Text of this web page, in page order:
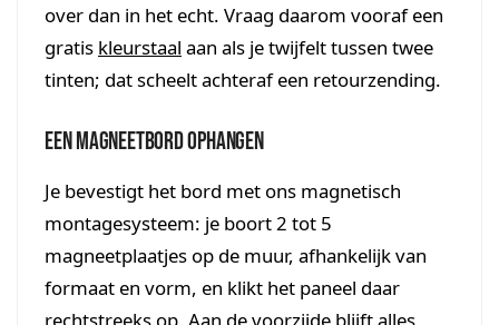
over dan in het echt. Vraag daarom vooraf een
gratis kleurstaal aan als je twijfelt tussen twee
tinten; dat scheelt achteraf een retourzending.
Een magneetbord ophangen
Je bevestigt het bord met ons magnetisch
montagesysteem: je boort 2 tot 5
magneetplaatjes op de muur, afhankelijk van
formaat en vorm, en klikt het paneel daar